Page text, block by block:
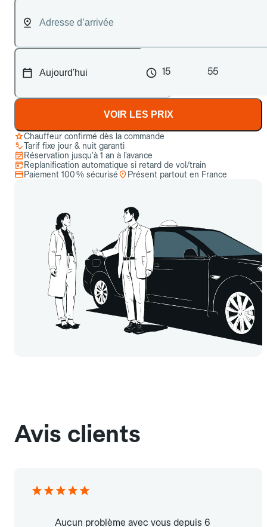
15 55
VOIR LES PRIX
Chauffeur confirmé dès la commande
Tarif fixe jour & nuit garanti
Réservation jusqu’à 1 an à l’avance
Replanification automatique si retard de vol/train
Paiement 100 % sécurisé
Présent partout en France
Avis clients
Aucun problème avec vous depuis 6